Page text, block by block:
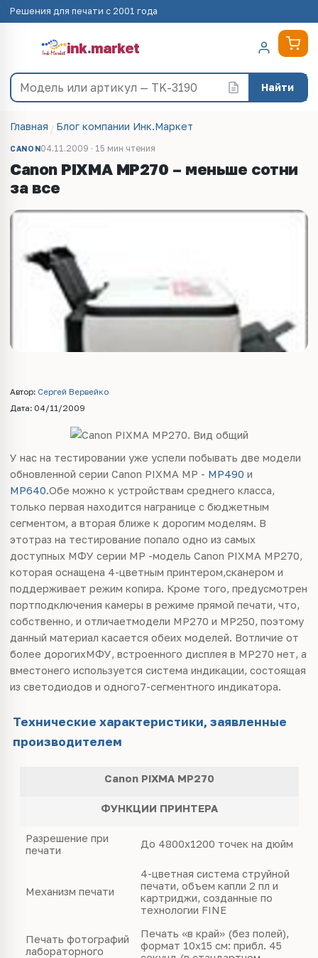
Решения для печати с 2001 года
ink.market
Найти
Главная Блог компании Инк.Маркет
CANON04.11.2009 · 15 мин чтения
Canon PIXMA MP270 – меньше сотни
за все
Автор: Сергей Вервейко
Дата: 04/11/2009
У нас на тестировании уже успели побывать две модели
обновленной серии Canon PIXMA MP - MP490 и
MP640.Обе можно к устройствам среднего класса,
только первая находится награнице с бюджетным
сегментом, а вторая ближе к дорогим моделям. В
этотраз на тестирование попало одно из самых
доступных МФУ серии MP -модель Canon PIXMA MP270,
которая оснащена 4-цветным принтером,сканером и
поддерживает режим копира. Кроме того, предусмотрен
портподключения камеры в режиме прямой печати, что,
собственно, и отличаетмодели MP270 и MP250, поэтому
данный материал касается обеих моделей. Вотличие от
более дорогихМФУ, встроенного дисплея в MP270 нет, а
вместонего используется система индикации, состоящая
из светодиодов и одного7-сегментного индикатора.
Технические характеристики, заявленные
производителем
Canon PIXMA MP270
ФУНКЦИИ ПРИНТЕРА
Разрешение при
печати
До 4800х1200 точек на дюйм
Механизм печати
4-цветная система струйной
печати, объем капли 2 пл и
картриджи, созданные по
технологии FINE
Печать фотографий
лабораторного
Печать «в край» (без полей),
формат 10х15 см: прибл. 45